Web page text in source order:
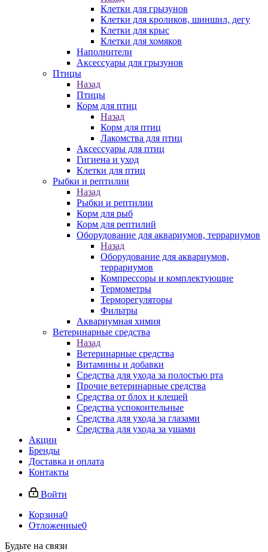
Клетки для грызунов
Клетки для кроликов, шиншил, дегу
Клетки для крыс
Клетки для хомяков
Наполнители
Аксессуары для грызунов
Птицы
Назад
Птицы
Корм для птиц
Назад
Корм для птиц
Лакомства для птиц
Аксессуары для птиц
Гигиена и уход
Клетки для птиц
Рыбки и рептилии
Назад
Рыбки и рептилии
Корм для рыб
Корм для рептилий
Оборудование для аквариумов, террариумов
Назад
Оборудование для аквариумов,
террариумов
Компрессоры и комплектующие
Термометры
Терморегуляторы
Фильтры
Аквариумная химия
Ветеринарные средства
Назад
Ветеринарные средства
Витамины и добавки
Средства для ухода за полостью рта
Прочие ветеринарные средства
Средства от блох и клещей
Средства успокоительные
Средства для ухода за глазами
Средства для ухода за ушами
Акции
Бренды
Доставка и оплата
Контакты
Войти
Корзина0
Отложенные0
Будьте на связи